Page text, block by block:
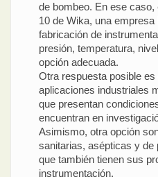
de bombeo. En ese
10 de Wika, una
fabricación de
presión, temperatura,
opción adecuada.
Otra respuesta posible
aplicaciones industriales
que presentan
encuentran en
Asimismo, otra opción
sanitarias, asépticas y de
que también tienen sus
instrumentación.